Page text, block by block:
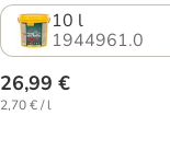
10 l
1944961.0
26,99 €
2,70 € / l